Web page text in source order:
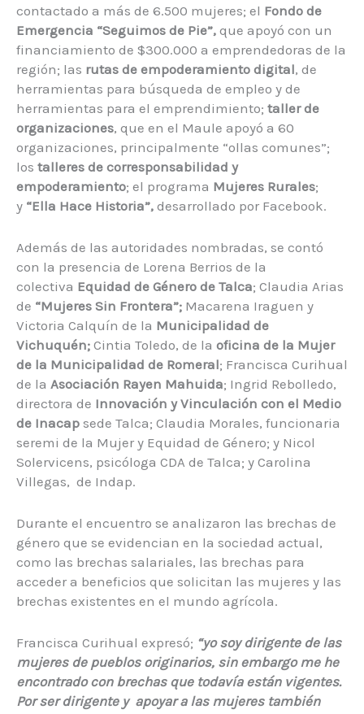
contactado a más de 6.500 mujeres; el Fondo de
Emergencia “Seguimos de Pie”, que apoyó con un
financiamiento de $300.000 a emprendedoras de la
región; las rutas de empoderamiento digital, de
herramientas para búsqueda de empleo y de
herramientas para el emprendimiento; taller de
organizaciones, que en el Maule apoyó a 60
organizaciones, principalmente “ollas comunes”;
los talleres de corresponsabilidad y
empoderamiento; el programa Mujeres Rurales;
y “Ella Hace Historia”, desarrollado por Facebook.
Además de las autoridades nombradas, se contó
con la presencia de Lorena Berrios de la
colectiva Equidad de Género de Talca; Claudia Arias
de “Mujeres Sin Frontera”; Macarena Iraguen y
Victoria Calquín de la Municipalidad de
Vichuquén; Cintia Toledo, de la oficina de la Mujer
de la Municipalidad de Romeral; Francisca Curihual
de la Asociación Rayen Mahuida; Ingrid Rebolledo,
directora de Innovación y Vinculación con el Medio
de Inacap sede Talca; Claudia Morales, funcionaria
seremi de la Mujer y Equidad de Género; y Nicol
Solervicens, psicóloga CDA de Talca; y Carolina
Villegas, de Indap.
Durante el encuentro se analizaron las brechas de
género que se evidencian en la sociedad actual,
como las brechas salariales, las brechas para
acceder a beneficios que solicitan las mujeres y las
brechas existentes en el mundo agrícola.
Francisca Curihual expresó; “yo soy dirigente de las
mujeres de pueblos originarios, sin embargo me he
encontrado con brechas que todavía están vigentes.
Por ser dirigente y apoyar a las mujeres también